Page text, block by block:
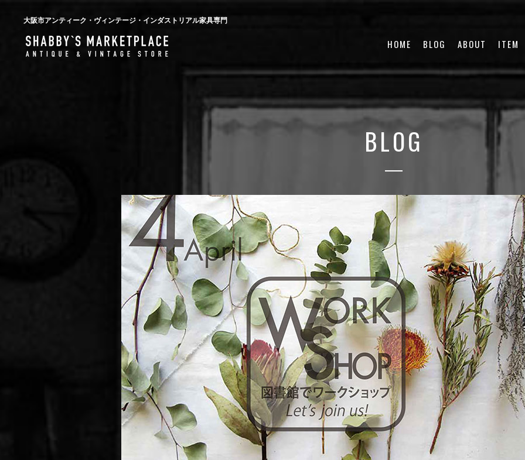
大阪市アンティーク・ヴィンテージ・インダストリアル家具専門
HOME BLOG ABOUT ITEM
BLOG